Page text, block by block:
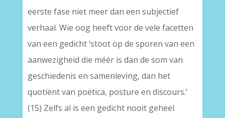
eerste fase niet meer dan een subjectief
verhaal. Wie oog heeft voor de vele facetten
van een gedicht ‘stoot op de sporen van een
aanwezigheid die méér is dan de som van
geschiedenis en samenleving, dan het
quotiënt van poëtica, posture en discours.’
(15) Zelfs al is een gedicht nooit geheel